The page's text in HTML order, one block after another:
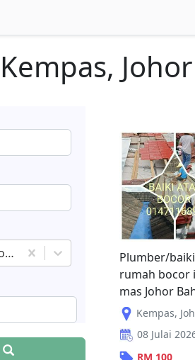
Kempas, Johor
Kempas, Johor
Plumber/
rumah bocor
mas Johor
Kempas,
08 Julai
RM 100